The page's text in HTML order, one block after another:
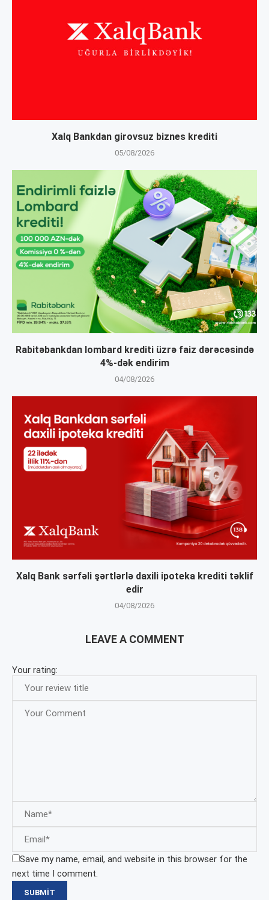
Xalq Bankdan girovsuz biznes krediti
05/08/2026
Rabitəbankdan lombard krediti üzrə faiz dərəcəsində
4%-dək endirim
04/08/2026
Xalq Bank sərfəli şərtlərlə daxili ipoteka krediti təklif
edir
04/08/2026
LEAVE A COMMENT
Your rating:
Save my name, email, and website in this browser for the
next time I comment.